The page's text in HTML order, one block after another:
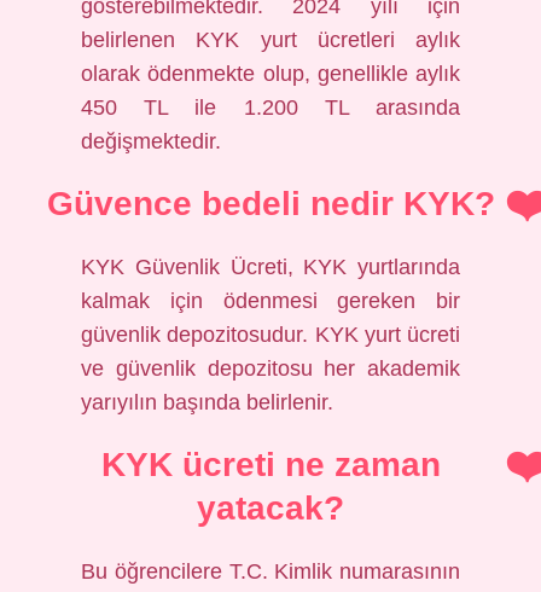
gösterebilmektedir. 2024 yılı için
belirlenen KYK yurt ücretleri aylık
olarak ödenmekte olup, genellikle aylık
450 TL ile 1.200 TL arasında
değişmektedir.
Güvence bedeli nedir KYK?
KYK Güvenlik Ücreti, KYK yurtlarında
kalmak için ödenmesi gereken bir
güvenlik depozitosudur. KYK yurt ücreti
ve güvenlik depozitosu her akademik
yarıyılın başında belirlenir.
KYK ücreti ne zaman
yatacak?
Bu öğrencilere T.C. Kimlik numarasının